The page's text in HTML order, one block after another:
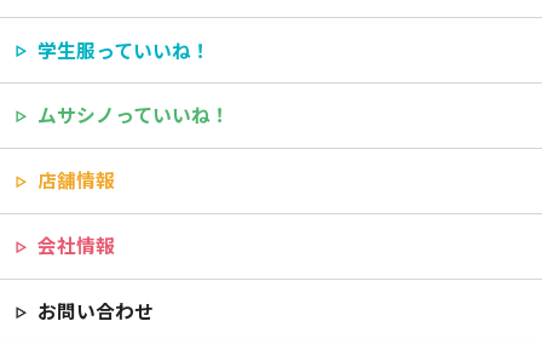
学生服っていいね！
ムサシノっていいね！
店舗情報
会社情報
お問い合わせ